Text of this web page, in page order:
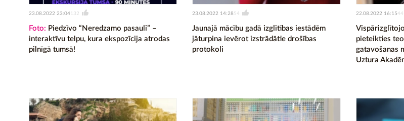
Foto: Piedzīvo “Neredzamo pasauli” –
interaktīvu telpu, kura ekspozīcija atrodas
pilnīgā tumsā!
23.08.2022 23:04132
Jaunajā mācību gadā izglītības iestādēm
jāturpina ievērot izstrādātie drošības
protokoli
23.08.2022 14:28 54
pieteikties
gatavošanas
Uztura
22.08.2022 16:1544